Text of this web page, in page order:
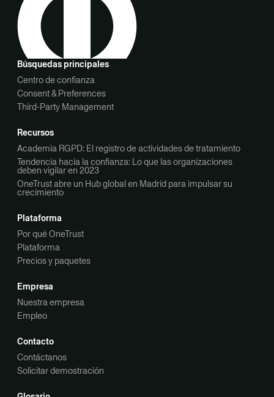
Búsquedas principales
Centro de confianza
Consent & Preferences
Third-Party Management
Recursos
Academia RGPD: El registro de actividades de tratamiento
Tendencia hacia la confianza: Lo que las organizaciones
deben vigilar en 2023
OneTrust abre un Hub global en Madrid para impulsar su
crecimiento
Plataforma
Por qué OneTrust
Plataforma
Precios y paquetes
Empresa
Nuestra empresa
Empleo
Contacto
Contáctanos
Solicitar demostración